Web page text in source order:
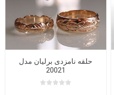
حلقه نامزدی برلیان مدل
20021